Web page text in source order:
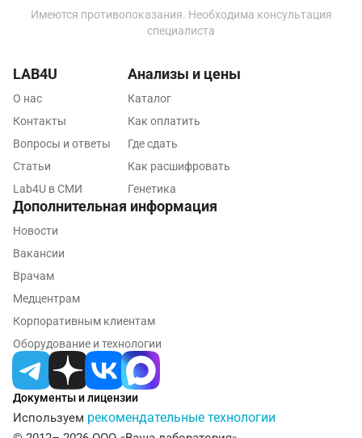
Самара
Сергиев Посад
Ставрополь
Сургут
Тамбов
Тольятти
Томск
Тосно
Туапсе
Имеются противопоказания. Необходима консультация
специалиста
Документы и лицензии
Используем рекомендательные технологии
LAB4U
О нас
Контакты
Вопросы и ответы
Статьи
Lab4U в СМИ
Анализы и цены
Каталог
Как оплатить
Где сдать
Как расшифровать
Генетика
Дополнительная информация
Новости
Вакансии
Врачам
Медцентрам
Корпоративным клиентам
Оборудование и технологии